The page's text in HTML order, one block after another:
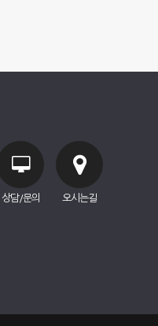
상담/문의 오시는길